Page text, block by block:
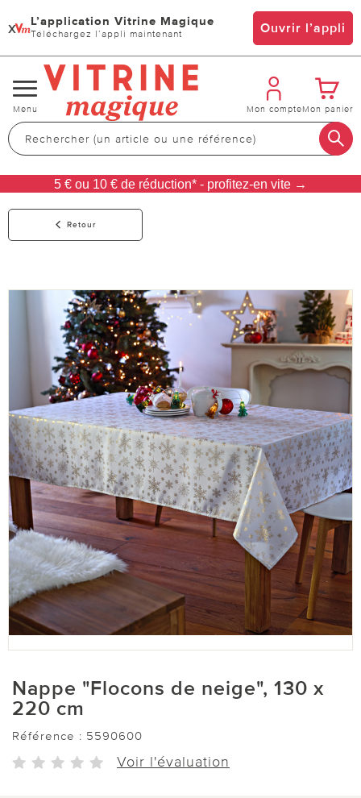
x L’application Vitrine Magique
Téléchargez l’appli maintenant Ouvrir l’appli
Changer
de
navigation
Menu Mon compteMon panier
5 € ou 10 € de réduction* - profitez-en vite →
Retour
Nappe "Flocons de neige", 130 x
220 cm
Référence : 5590600
Voir l'évaluation